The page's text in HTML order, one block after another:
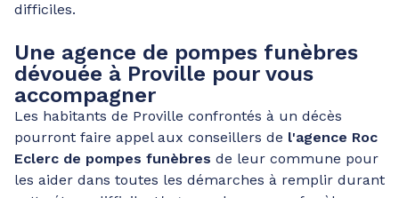
difficiles.
Une agence de pompes funèbres
dévouée à Proville pour vous
accompagner
Les habitants de Proville confrontés à un décès
pourront faire appel aux conseillers de l'agence Roc
Eclerc de pompes funèbres de leur commune pour
les aider dans toutes les démarches à remplir durant